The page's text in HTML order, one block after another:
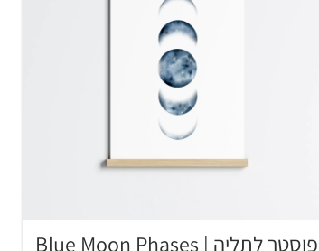
פוסטר לתליה | Blue Moon Phases